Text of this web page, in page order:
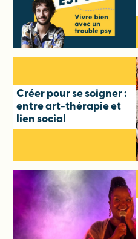
Créer pour se soigner :
entre art-thérapie et
lien social